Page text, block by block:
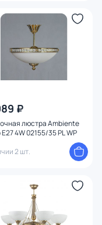
₽
люстра Ambiente
4W 02155/35 PL WP
2 шт.